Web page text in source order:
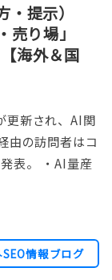
提示）
り場」
海外＆国
更新され、AI関
由の訪問者はコ
表。 ・AI量産
情報ブログ